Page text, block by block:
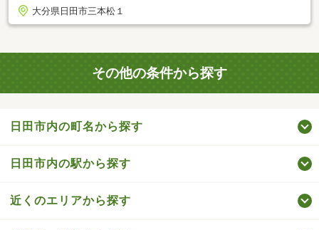
大分県日田市三本松１
その他の条件から探す
日田市内の町名から探す
日田市内の駅から探す
近くのエリアから探す